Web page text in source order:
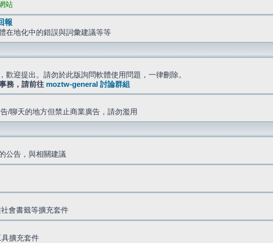
站
報
在地化中的錯誤與詞彙建議等等
歡迎提出。請勿於此版詢問軟體使用問題，一律刪除。
務，請前往 moztw-general 討論群組
/聊天的地方但禁止商業廣告，請勿濫用
公告，與相關建議
會書籤等擴充套件
擴充套件